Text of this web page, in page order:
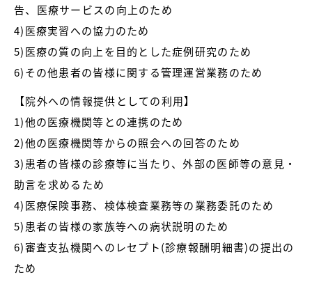
告、医療サービスの向上のため
4)医療実習への協力のため
5)医療の質の向上を目的とした症例研究のため
6)その他患者の皆様に関する管理運営業務のため
【院外への情報提供としての利用】
1)他の医療機関等との連携のため
2)他の医療機関等からの照会への回答のため
3)患者の皆様の診療等に当たり、外部の医師等の意見・
助言を求めるため
4)医療保険事務、検体検査業務等の業務委託のため
5)患者の皆様の家族等への病状説明のため
6)審査支払機関へのレセプト(診療報酬明細書)の提出の
ため